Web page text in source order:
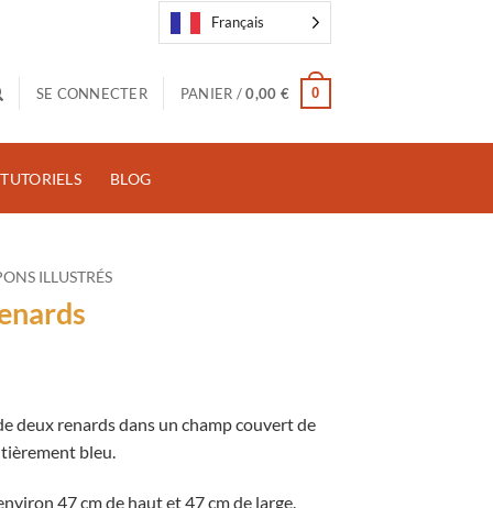
Français
SE CONNECTER PANIER /0,00 € 0
TUTORIELS BLOG
ILLUSTRÉS
deux renards dans un champ couvert de
bleu.
47 cm de haut et 47 cm de large.